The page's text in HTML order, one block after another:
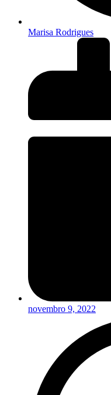
Marisa Rodrigues
novembro 9, 2022